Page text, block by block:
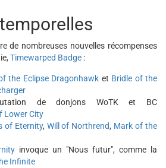
de nombreuses nouvelles récompenses
Timewarped Badge :
the Eclipse Dragonhawk et Bridle of the
de donjons WoTK et BC
Lower City
of Eternity, Will of Northrend, Mark of the
invoque un "Nous futur", comme la
Infinite